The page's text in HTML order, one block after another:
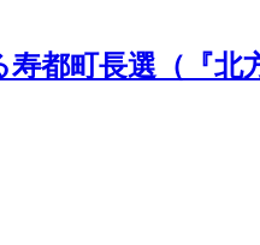
都町長選（『北